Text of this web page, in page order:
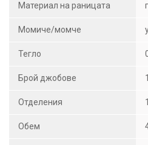
Материал на раницата
Момиче/момче
Тегло
Брой джобове 1
Отделения 1
Обем